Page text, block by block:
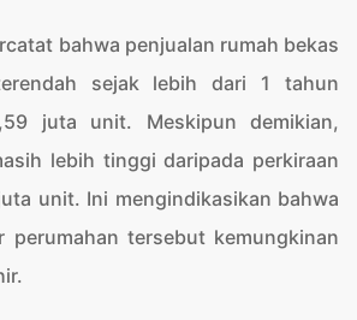
bahwa penjualan rumah bekas
sejak lebih dari 1 tahun
juta unit. Meskipun demikian,
lebih tinggi daripada perkiraan
unit. Ini mengindikasikan bahwa
perumahan tersebut kemungkinan